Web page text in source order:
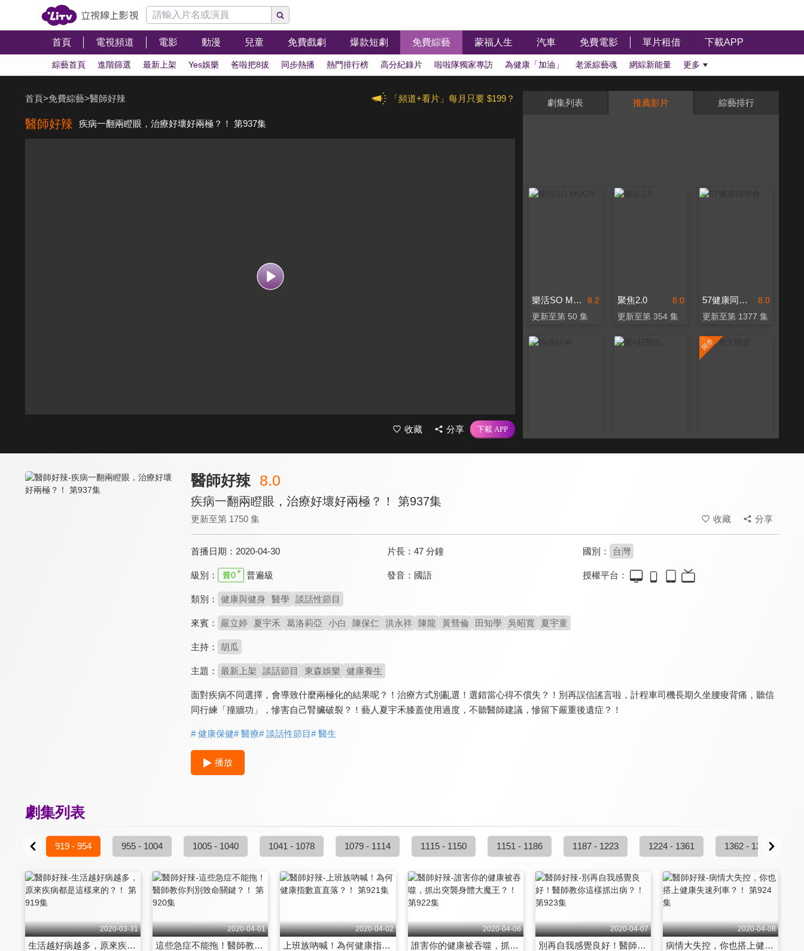
首頁 電視頻道 電影 動漫 兒童 免費戲劇 爆款短劇 免費綜藝 蒙福人生 汽車 免費電影 單片租借 下載APP
綜藝首頁 進階篩選 最新上架 Yes娛樂 爸啦把8拔 同步熱播 熱門排行榜 高分紀錄片 啦啦隊獨家專訪 為健康「加油」 老派綜藝魂 網綜新能量 更多
「頻道+看片」每月只要 $199？
首頁>免費綜藝>醫師好辣
醫師好辣 疾病一翻兩瞪眼，治療好壞好兩極？！ 第937集
收藏 分享
劇集列表 推薦影片 綜藝排行
8.2
樂活SO MUCH
更新至第 50 集
8.0
聚焦2.0
更新至第 354 集
8.0
57健康同學會
更新至第 1377 集
更新至第 563 集
醫師好辣 8.0
疾病一翻兩瞪眼，治療好壞好兩極？！ 第937集
更新至第 1750 集 收藏 分享
首播日期： 2020-04-30 片長： 47 分鐘 國別： 台灣
級別： 普遍級 發音： 國語 授權平台：
類別： 健康與健身 醫學 談話性節目
來賓： 嚴立婷 夏宇禾 葛洛莉亞 小白 陳保仁 洪永祥 陳龍 黃彗倫 田知學 吳昭寬 夏宇童
主持： 胡瓜
主題： 最新上架 談話節目 東森娛樂 健康養生
面對疾病不同選擇，會導致什麼兩極化的結果呢？！治療方式別亂選！選錯當心得不償失？！別再誤信謠言啦，計程車司機長期久坐腰痠背痛，聽信
同行練「撞牆功」，慘害自己腎臟破裂？！藝人夏宇禾膝蓋使用過度，不聽醫師建議，慘留下嚴重後遺症？！
# 健康保健# 醫療# 談話性節目# 醫生
播放
劇集列表
919 - 954 955 - 1004 1005 - 1040 1041 - 1078 1079 - 1114 1115 - 1150 1151 - 1186 1187 - 1223 1224 - 1361 1362 - 1397
2020-03-31
生活越好病越多，原來疾病都是這樣來的？！ 第919集
2020-04-01
這些急症不能拖！醫師教你判別致命關鍵？！ 第920集
2020-04-02
上班族吶喊！為何健康指數直直落？！ 第921集
2020-04-06
誰害你的健康被吞噬，抓出突襲身體大魔王？！ 第922集
2020-04-07
別再自我感覺良好！醫師教你這樣抓出病？！ 第923集
2020-04-08
病情大失控，你也搭上健康失速列車？！ 第924集